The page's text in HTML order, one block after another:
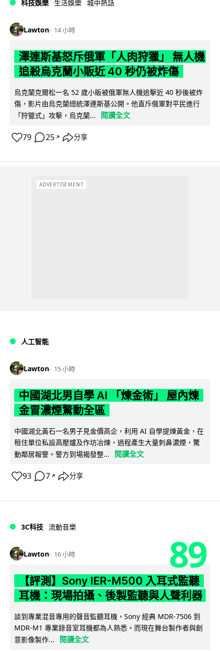
科技娛樂 生活娛樂 城中熱話
Lawton 14 小時
澤連斯基怒斥俄軍「人肉狩獵」 無人機
追殺烏克蘭小販近 40 秒仍被炸傷
烏克蘭克爾松一名 52 歲小販被俄軍無人機追擊近 40 秒後被炸
傷，影片由烏克蘭總統澤連斯基公開。他直斥俄軍對平民進行
「狩獵式」攻擊，烏克蘭...
閱讀全文
79 25 ↗ 分享
ADVERTISEMENT
人工智能
Lawton 15 小時
中國湖北男自學 AI 「煉金術」 屋內煉
金冒濃煙驚動全區
中國湖北黃石一名男子見金價高企，利用 AI 自學提煉黃金，在
租住單位私設高壓爐及作坊冶煉，過程產生大量刺鼻濃煙，驚
動鄰居報警。警方到場揭發整...
閱讀全文
93 7 ↗ 分享
3C科技 流動音樂
Lawton 16 小時 89
【評測】Sony IER-M500 入耳式監聽
耳機：現場拍攝、後製監聽與人聲利器
談到專業混音專用的聲音監聽耳機，Sony 經典 MDR-7506 到
MDR-M1 專業錄音室耳機都為人熟悉。而現在舞台製作者與創
意影像製作...
閱讀全文